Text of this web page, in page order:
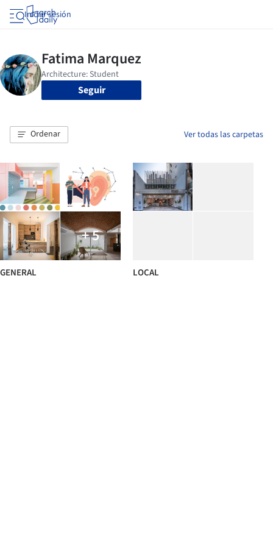
Iniciar sesión
Seguir
Ordenar Ver todas las carpetas
+ 5
GENERAL LOCAL